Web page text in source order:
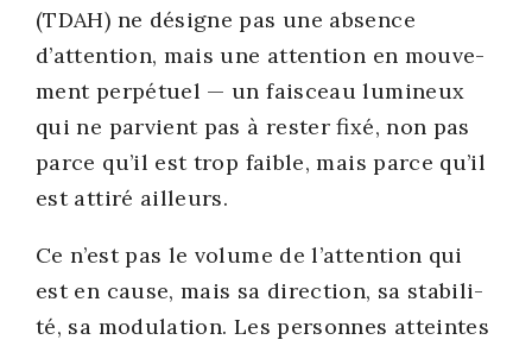
(TDAH) ne désigne pas une absence
d’attention, mais une atten­tion en mou­ve­
ment per­pé­tuel — un fais­ceau lumi­neux
qui ne par­vient pas à res­ter fixé, non pas
parce qu’il est trop faible, mais parce qu’il
est atti­ré ailleurs.
Ce n’est pas le volume de l’attention qui
est en cause, mais sa direc­tion, sa sta­bi­li­
té, sa modu­la­tion. Les per­sonnes atteintes